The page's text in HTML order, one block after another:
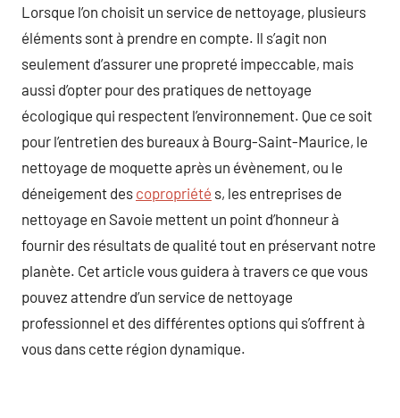
Lorsque l’on choisit un service de nettoyage, plusieurs
éléments sont à prendre en compte. Il s’agit non
seulement d’assurer une propreté impeccable, mais
aussi d’opter pour des pratiques de nettoyage
écologique qui respectent l’environnement. Que ce soit
pour l’entretien des bureaux à Bourg-Saint-Maurice, le
nettoyage de moquette après un évènement, ou le
déneigement des copropriété s, les entreprises de
nettoyage en Savoie mettent un point d’honneur à
fournir des résultats de qualité tout en préservant notre
planète. Cet article vous guidera à travers ce que vous
pouvez attendre d’un service de nettoyage
professionnel et des différentes options qui s’offrent à
vous dans cette région dynamique.